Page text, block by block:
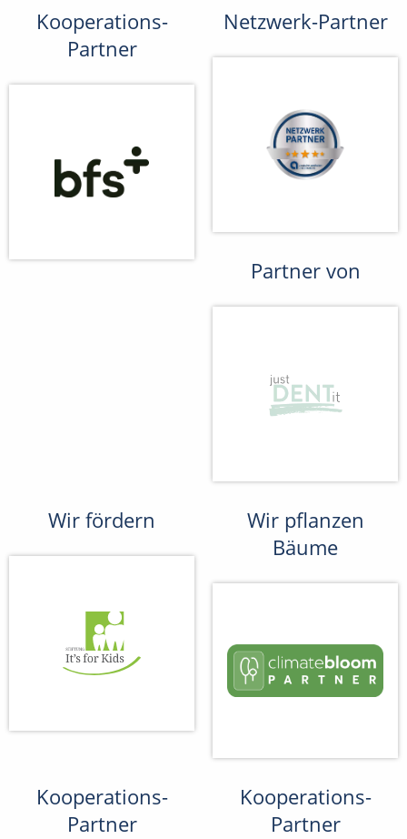
Kooperations-
Partner
Netzwerk-Partner
Partner von
Wir fördern
Wir pflanzen
Bäume
Kooperations-
Partner
Kooperations-
Partner